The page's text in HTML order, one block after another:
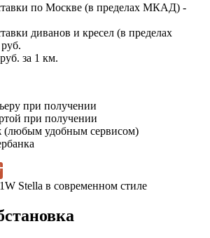
по Москве (в пределах МКАД) -
диванов и кресел (в пределах
за 1 км.
при получении
при получении
(любым удобным сервисом)
Stella в современном стиле